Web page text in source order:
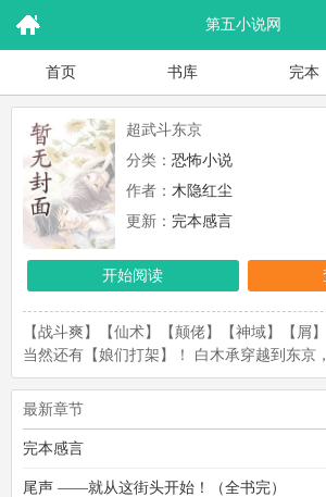
第五小说网
首页 书库 完本
超武斗东京
分类：恐怖小说
作者：木隐红尘
更新： 完本感言
开始阅读
【战斗爽】【仙术】【颠佬】【神域】【
当然还有【娘们打架】！ 白木承穿越到东京
最新章节
完本感言
尾声 ——就从这街头开始！（全书完）